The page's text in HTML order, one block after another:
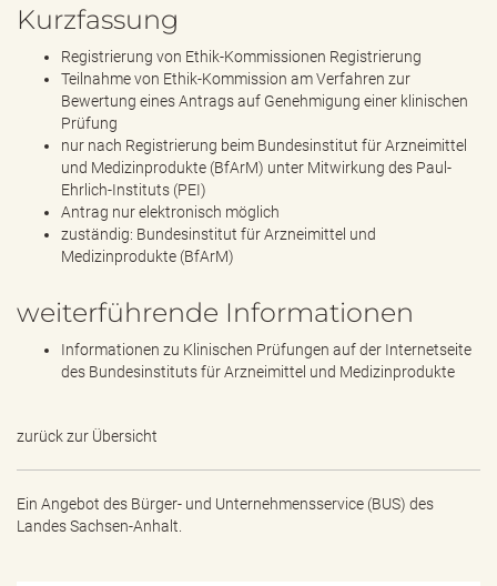
Kurzfassung
Registrierung von Ethik-Kommissionen Registrierung
Teilnahme von Ethik-Kommission am Verfahren zur
Bewertung eines Antrags auf Genehmigung einer klinischen
Prüfung
nur nach Registrierung beim Bundesinstitut für Arzneimittel
und Medizinprodukte (BfArM) unter Mitwirkung des Paul-
Ehrlich-Instituts (PEI)
Antrag nur elektronisch möglich
zuständig: Bundesinstitut für Arzneimittel und
Medizinprodukte (BfArM)
weiterführende Informationen
Informationen zu Klinischen Prüfungen auf der Internetseite
des Bundesinstituts für Arzneimittel und Medizinprodukte
zurück zur Übersicht
Ein Angebot des Bürger- und Unternehmensservice (BUS) des
Landes Sachsen-Anhalt.